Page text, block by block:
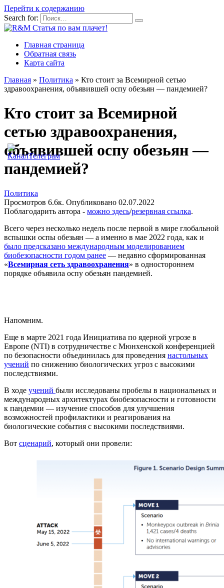
Перейти к содержанию
Search for:
Главная страница
Обратная связь
Карта сайта
Главная » Политика » Кто стоит за Всемирной сетью
здравоохранения, объявившей оспу обезьян — пандемией?
Кто стоит за Всемирной
сетью здравоохранения,
объявившей оспу обезьян —
пандемией?
Политика
Просмотров 6.6к. Опубликовано 02.07.2022
Поблагодарить автора - можно здесь/резервная ссылка.
Всего через несколько недель после первой в мире глобальной
вспышки оспы обезьян — а именно в мае 2022 года, как и
было предсказано международным моделированием
биобезопасности годом ранее — недавно сформированная
«Всемирная сеть здравоохранения» в одностороннем
порядке объявила оспу обезьян пандемией.
Напомним.
Еще в марте 2021 года Инициатива по ядерной угрозе в
Европе (NTI) в сотрудничестве с Мюнхенской конференцией
по безопасности объединилась для проведения настольных
учений по снижению биологических угроз с высокими
последствиями.
В ходе учений были исследованы пробелы в национальных и
международных архитектурах биобезопасности и готовности
к пандемии — изучение способов для улучшения
возможностей профилактики и реагирования на
биологические события с высокими последствиями.
Вот сценарий, который они провели: